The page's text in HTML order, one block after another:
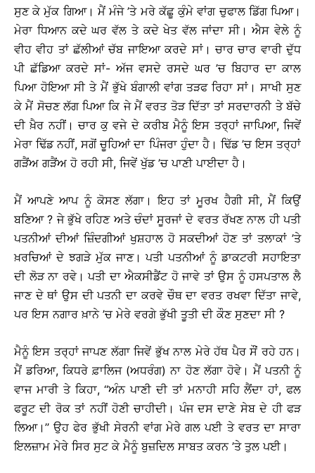
ਸੁਣ ਕੇ ਮੁੱਕ ਗਿਆ। ਮੈਂ ਮੰਜੇ ’ਤੇ ਮਰੇ ਕੱਛੂ ਕੁੰਮੇ ਵਾਂਗ ਚੁਫਾਲ ਡਿੱਗ ਪਿਆ।
ਮੇਰਾ ਧਿਆਨ ਕਦੇ ਘਰ ਵੱਲ ਤੇ ਕਦੇ ਖੇਤ ਵੱਲ ਜਾਂਦਾ ਸੀ। ਐਸ ਵੇਲੇ ਨੂੰ
ਵੀਹ ਵੀਹ ਤਾਂ ਛੱਲੀਆਂ ਚੱਬ ਜਾਇਆ ਕਰਦੇ ਸਾਂ। ਚਾਰ ਚਾਰ ਵਾਰੀ ਦੁੱਧ
ਪੀ ਛੱਡਿਆ ਕਰਦੇ ਸਾਂ- ਅੱਜ ਵਸਦੇ ਰਸਦੇ ਘਰ ’ਚ ਬਿਹਾਰ ਦਾ ਕਾਲ
ਪਿਆ ਹੋਇਆ ਸੀ ਤੇ ਮੈਂ ਭੁੱਖੇ ਬੰਗਾਲੀ ਵਾਂਗ ਤੜਫ ਰਿਹਾ ਸਾਂ। ਸਾਖੀ ਸੁਣ
ਕੇ ਮੈਂ ਸੋਚਣ ਲੱਗ ਪਿਆ ਕਿ ਜੇ ਮੈਂ ਵਰਤ ਤੋੜ ਦਿੱਤਾ ਤਾਂ ਸਰਦਾਰਨੀ ਤੇ ਬੱਚੇ
ਦੀ ਖ਼ੈਰ ਨਹੀਂ। ਚਾਰ ਕੁ ਵਜੇ ਦੇ ਕਰੀਬ ਮੈਨੂੰ ਇਸ ਤਰ੍ਹਾਂ ਜਾਪਿਆ, ਜਿਵੇਂ
ਮੇਰਾ ਢਿੱਡ ਨਹੀਂ, ਸਗੋਂ ਚੂਹਿਆਂ ਦਾ ਪਿੰਜਰਾ ਹੁੰਦਾ ਹੈ। ਢਿੱਡ ’ਚ ਇਸ ਤਰ੍ਹਾਂ
ਗੜੈਂਅ ਗੜੈਂਅ ਹੋ ਰਹੀ ਸੀ, ਜਿਵੇਂ ਖੁੱਡ ’ਚ ਪਾਣੀ ਪਾਈਦਾ ਹੈ।
ਮੈਂ ਆਪਣੇ ਆਪ ਨੂੰ ਕੋਸਣ ਲੱਗਾ। ਇਹ ਤਾਂ ਮੂਰਖ ਹੈਗੀ ਸੀ, ਮੈਂ ਕਿਉਂ
ਬਣਿਆ ? ਜੇ ਭੁੱਖੇ ਰਹਿਣ ਅਤੇ ਚੰਦਾਂ ਸੂਰਜਾਂ ਦੇ ਵਰਤ ਰੱਖਣ ਨਾਲ ਹੀ ਪਤੀ
ਪਤਨੀਆਂ ਦੀਆਂ ਜ਼ਿੰਦਗੀਆਂ ਖੁਸ਼ਹਾਲ ਹੋ ਸਕਦੀਆਂ ਹੋਣ ਤਾਂ ਤਲਾਕਾਂ ’ਤੇ
ਖ਼ਰਚਿਆਂ ਦੇ ਝਗੜੇ ਮੁੱਕ ਜਾਣ। ਪਤੀ ਪਤਨੀਆਂ ਨੂੰ ਡਾਕਟਰੀ ਸਹਾਇਤਾ
ਦੀ ਲੋੜ ਨਾ ਰਵੇ। ਪਤੀ ਦਾ ਐਕਸੀਡੈਂਟ ਹੋ ਜਾਵੇ ਤਾਂ ਉਸ ਨੂੰ ਹਸਪਤਾਲ ਲੈ
ਜਾਣ ਦੇ ਥਾਂ ਉਸ ਦੀ ਪਤਨੀ ਦਾ ਕਰਵੇ ਚੌਥ ਦਾ ਵਰਤ ਰਖਵਾ ਦਿੱਤਾ ਜਾਵੇ,
ਪਰ ਇਸ ਨਗਾਰ ਖ਼ਾਨੇ ’ਚ ਮੇਰੇ ਵਰਗੇ ਭੁੱਖੀ ਤੂਤੀ ਦੀ ਕੌਣ ਸੁਣਦਾ ਸੀ ?
ਮੈਨੂੰ ਇਸ ਤਰ੍ਹਾਂ ਜਾਪਣ ਲੱਗਾ ਜਿਵੇਂ ਭੁੱਖ ਨਾਲ ਮੇਰੇ ਹੱਥ ਪੈਰ ਸੌਂ ਰਹੇ ਹਨ।
ਮੈਂ ਡਰਿਆ, ਕਿਧਰੇ ਫ਼ਾਲਿਜ (ਅਧਰੰਗ) ਨਾ ਹੋਣ ਲੱਗਾ ਹੋਵੇ। ਮੈਂ ਪਤਨੀ ਨੂੰ
ਵਾਜ ਮਾਰੀ ਤੇ ਕਿਹਾ, ‘‘ਅੰਨ ਪਾਣੀ ਦੀ ਤਾਂ ਮਨਾਹੀ ਸਹਿ ਲੈਂਦਾ ਹਾਂ, ਫਲ
ਫਰੂਟ ਦੀ ਰੋਕ ਤਾਂ ਨਹੀਂ ਹੋਣੀ ਚਾਹੀਦੀ। ਪੰਜ ਦਸ ਦਾਣੇ ਸੇਬ ਦੇ ਹੀ ਫੜ
ਲਿਆ।’’ ਉਹ ਫੇਰ ਭੁੱਖੀ ਸੇਰਨੀ ਵਾਂਗ ਮੇਰੇ ਗਲ ਪਈ ਤੇ ਵਰਤ ਦਾ ਸਾਰਾ
ਇਲਜ਼ਾਮ ਮੇਰੇ ਸਿਰ ਸੁਟ ਕੇ ਮੈਨੂੰ ਬੁਜ਼ਦਿਲ ਸਾਬਤ ਕਰਨ ’ਤੇ ਤੁਲ ਪਈ।